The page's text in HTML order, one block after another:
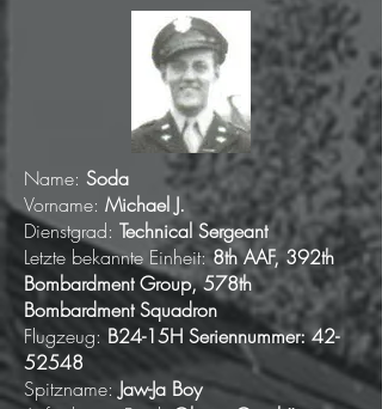
Name: Soda
Vorname: Michael J.
Dienstgrad: Technical Sergeant
Letzte bekannte Einheit:8th AAF, 392th
Bombardment Group, 578th
Bombardment Squadron
Flugzeug: B24-15H Seriennummer:42-
52548
Spitzname: Jaw-Ja Boy